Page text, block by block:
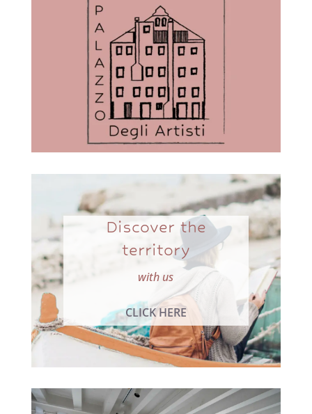
Discover the
territory
with us
CLICK HERE